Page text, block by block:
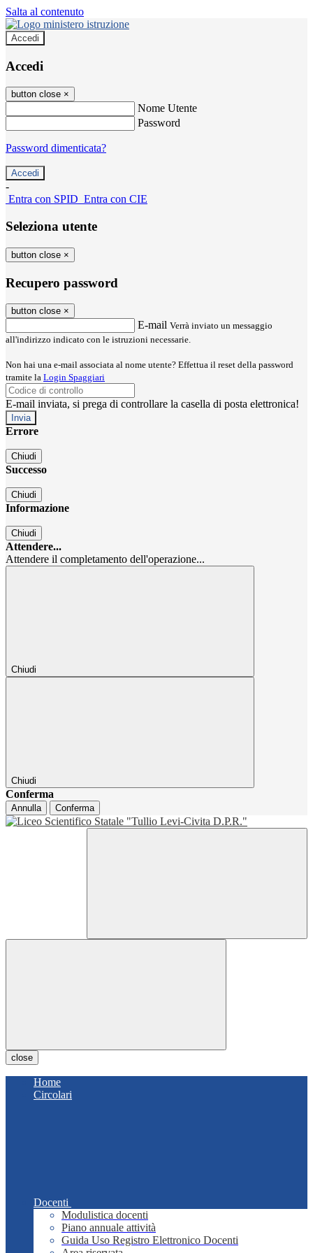
Salta al contenuto
Accedi
Accedi
button close ×
Nome Utente
Password
Password dimenticata?
-
Entra con SPID Entra con CIE
Seleziona utente
button close ×
Recupero password
button close ×
E-mail Verrà inviato un messaggio
all'indirizzo indicato con le istruzioni necessarie.
Non hai una e-mail associata al nome utente? Effettua il reset della password
tramite la Login Spaggiari
E-mail inviata, si prega di controllare la casella di posta elettronica!
Errore
Chiudi
Successo
Chiudi
Informazione
Chiudi
Attendere...
Attendere il completamento dell'operazione...
Chiudi
Chiudi
Conferma
Annulla Conferma
close
Home
Circolari
Docenti
Modulistica docenti
Piano annuale attività
Guida Uso Registro Elettronico Docenti